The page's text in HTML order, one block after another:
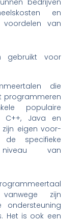
en
van
gebruikt voor
die
programmeren
populaire
C++, Java en
zijn eigen voor-
specifieke
van
zijn
Het is ook een